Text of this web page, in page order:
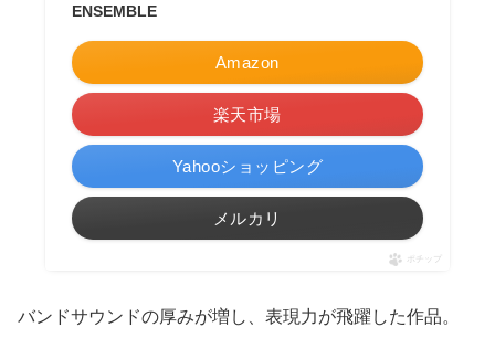
ENSEMBLE
Amazon
楽天市場
Yahooショッピング
メルカリ
ポチップ
バンドサウンドの厚みが増し、表現力が飛躍した作品。